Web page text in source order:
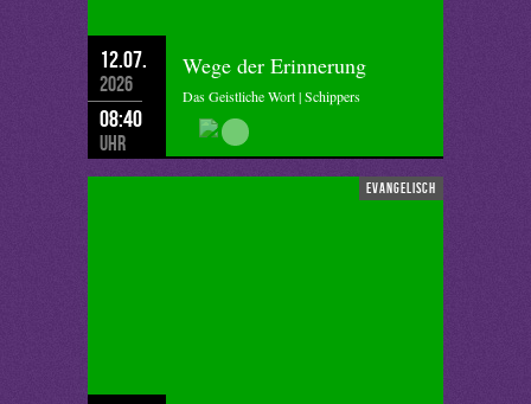
12.07.
2026
08:40
Uhr
Wege der Erinnerung
Das Geistliche Wort | Schippers
evangelisch